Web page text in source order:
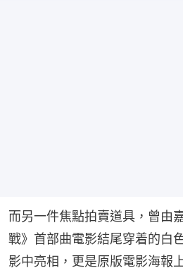
而另一件焦點拍賣道具，曾由
戰》首部曲電影結尾穿着的白
影中亮相，更是原版電影海報